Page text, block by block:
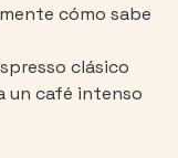
cómo sabe
clásico
un café intenso